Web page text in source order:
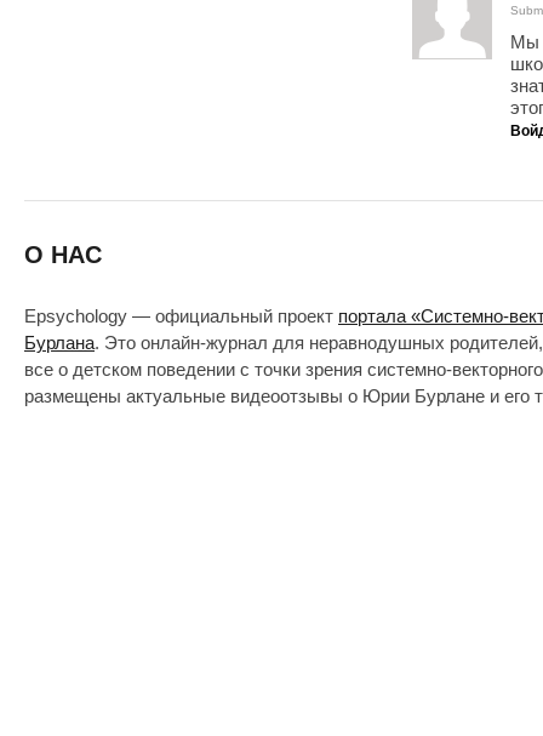
Мы
О НАС
Epsychology — официальный проект портала «Системно-
Бурлана. Это онлайн-журнал для неравнодушных
все о детском поведении с точки зрения системно-
размещены актуальные видеоотзывы о Юрии Бурлане и его